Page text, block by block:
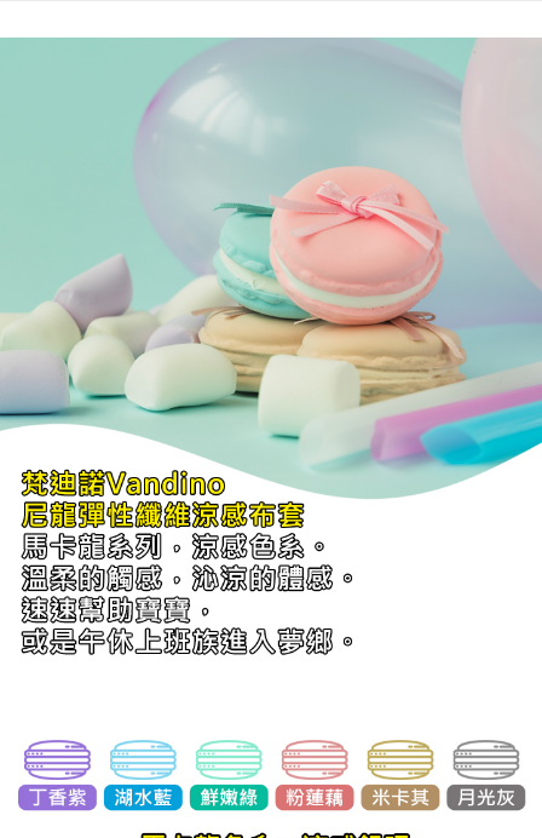
１．簡單：不需註冊會員、不需綁卡、不需儲值。
３．安心：先確認商品／服務後，再付款。
【「AFTEE先享後付」結帳流程】
結帳頁面，進行簡訊認證並確認金額後，即可完成結帳。
２．訂單成立數日內，您將收到繳費通知簡訊。
３．收到繳費通知簡訊後14天內，點擊此簡訊中的連結，可透過四大超商／
ATM／網路銀行／等多元方式進行付款，方視為交易完成。
※ 請注意：結帳手續完成當下不需立刻繳費，但若您需要取消訂單，請聯絡
購買商品的店家。未經商家同意取消之訂單仍視為有效，需透過AFTEE先享
後付繳納相關費用。
※ 交易是否成功請以「AFTEE先享後付 」之結帳頁面顯示為準，若有關於
是否繳費成功／繳費後需取消欲退款等相關疑問，請聯繫「AFTEE先享後付
客戶支援中心」 https://netprotections.freshdesk.com/support/home
【注意事項】
１．透過由恩沛科技股份有限公司提供之「AFTEE先享後付」服務完成之交
易，需依本服務之必要範圍內提供個人資料，並將交易相關給付款項請求債
權轉讓予恩沛科技股份有限公司。
２．關於個人資料處理事宜，請瀏覽以下網址：
https://aftee.tw/terms/#terms3
３．未成年的使用者請事先徵得法定代理人或監護人之同意方可使用
「AFTEE先享後付」，若未經同意申辦者引起之損失，本公司不負相關責
任。
４．使用「AFTEE先享後付」時，將依據個別帳號之用戶狀況，依本公司即
時審查核予不同之上限額度；若仍有額度不足之情形，本公司將視審查結果
請求用戶進行身份認證。
每筆NT$60，滿NT$499(含以上)免運費
每筆NT$60，滿NT$499(含以上)免運費
每筆NT$100，滿NT$499(含以上)免運費